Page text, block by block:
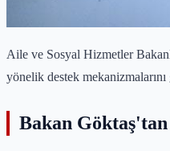
Aile ve Sosyal Hizmetler
yönelik destek
Bakan